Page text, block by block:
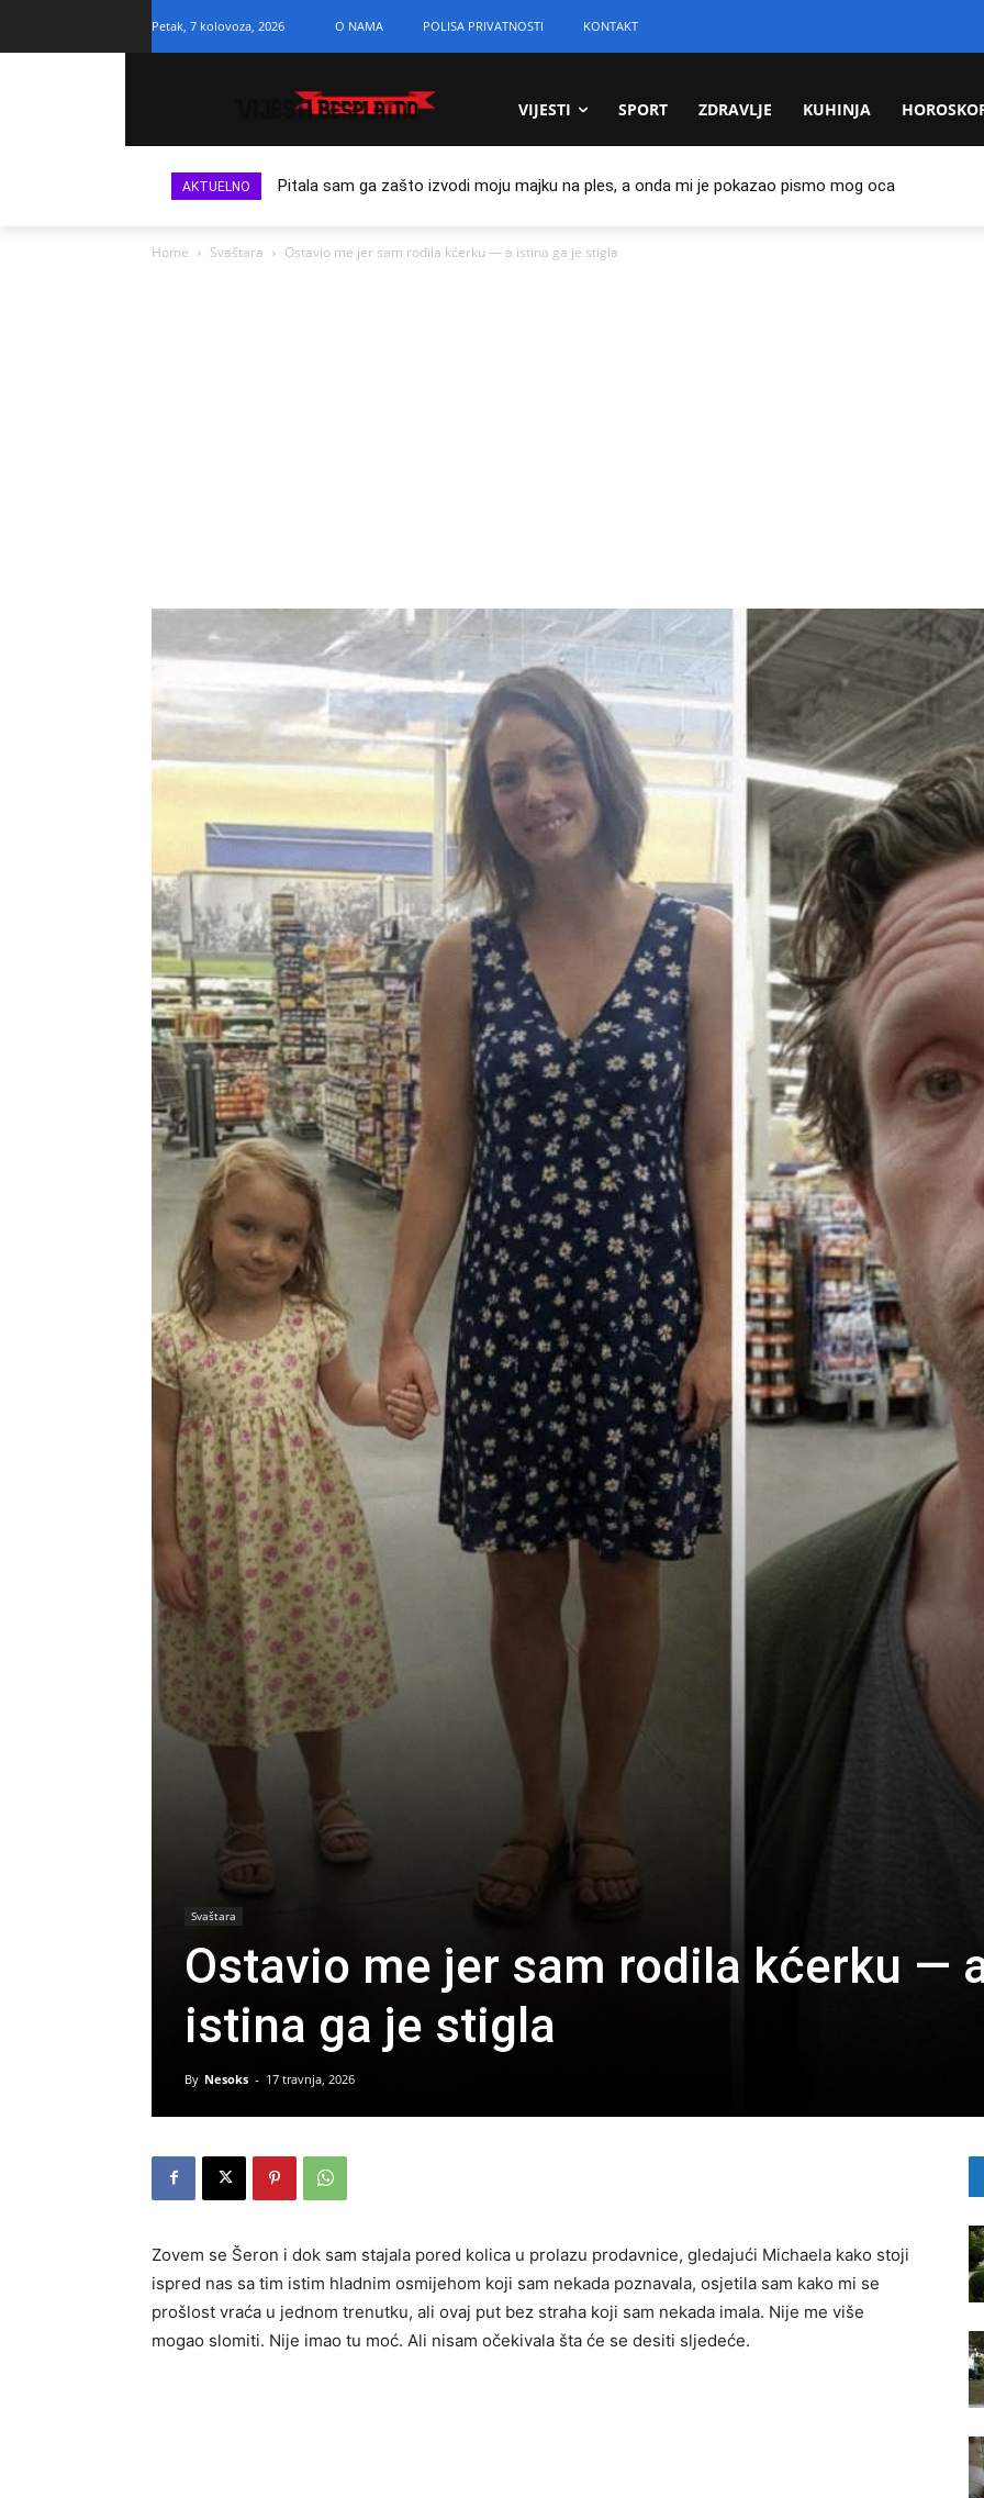
Petak, 7 kolovoza, 2026 O NAMA POLISA PRIVATNOSTI KONTAKT
VIJESTI SPORT ZDRAVLJE KUHINJA
AKTUELNO Pitala sam ga zašto izvodi moju majku na ples, a onda mi je pokazao pismo mog oca
Home Svaštara Ostavio me jer sam rodila kćerku — a istina ga je stigla
Svaštara
Ostavio me jer sam rodila kćerku —
istina ga je stigla
By Nesoks - 17 travnja, 2026
Zovem se Šeron i dok sam stajala pored kolica u prolazu prodavnice, gledajući Michaela kako stoji
ispred nas sa tim istim hladnim osmijehom koji sam nekada poznavala, osjetila sam kako mi se
prošlost vraća u jednom trenutku, ali ovaj put bez straha koji sam nekada imala. Nije me više
mogao slomiti. Nije imao tu moć. Ali nisam očekivala šta će se desiti sljedeće.